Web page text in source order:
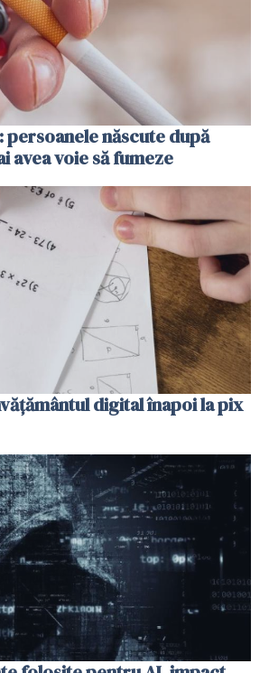
persoanele născute după
avea voie să fumeze
digital înapoi la pix